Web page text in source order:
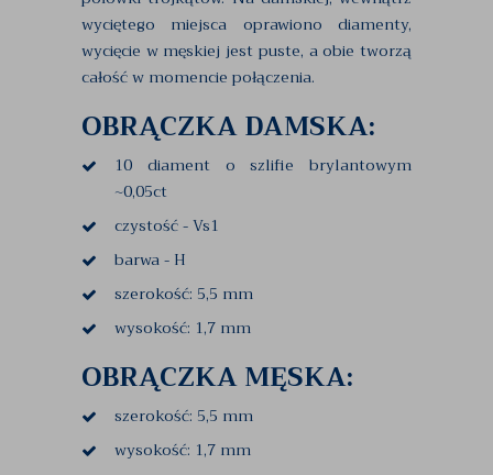
wyciętego miejsca oprawiono diamenty,
wycięcie w męskiej jest puste, a obie tworzą
całość w momencie połączenia.
OBRĄCZKA DAMSKA:
10 diament o szlifie brylantowym
~0,05ct
czystość - Vs1
barwa - H
szerokość: 5,5 mm
wysokość: 1,7 mm
OBRĄCZKA MĘSKA:
szerokość: 5,5 mm
wysokość: 1,7 mm